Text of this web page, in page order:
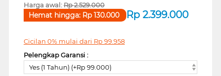
Harga awal:Rp2.529.000
Rp 2.399.000
Hemat hingga: Rp130.000
Cicilan 0% mulai dari Rp99.958
Pelengkap Garansi :
Yes (1 Tahun) (+Rp 99.000)